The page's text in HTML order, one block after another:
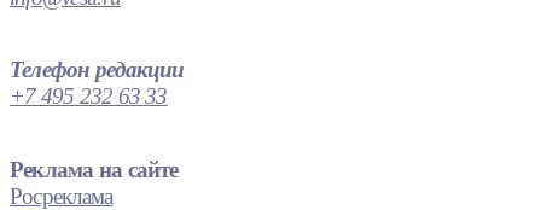
Телефон редакции
+7 495 232 63 33
Реклама на сайте
Росреклама